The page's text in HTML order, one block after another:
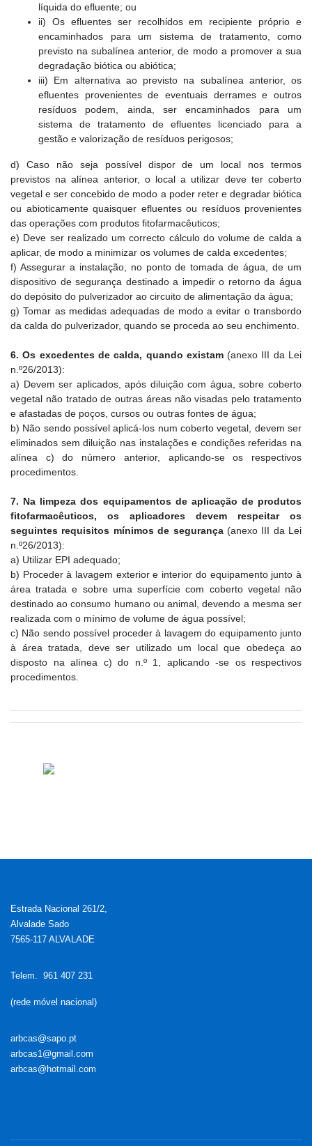
líquida do efluente; ou
ii) Os efluentes ser recolhidos em recipiente próprio e
encaminhados para um sistema de tratamento, como
previsto na subalínea anterior, de modo a promover a sua
degradação biótica ou abiótica;
iii) Em alternativa ao previsto na subalínea anterior, os
efluentes provenientes de eventuais derrames e outros
resíduos podem, ainda, ser encaminhados para um
sistema de tratamento de efluentes licenciado para a
gestão e valorização de resíduos perigosos;
d) Caso não seja possível dispor de um local nos termos
previstos na alínea anterior, o local a utilizar deve ter coberto
vegetal e ser concebido de modo a poder reter e degradar biótica
ou abioticamente quaisquer efluentes ou resíduos provenientes
das operações com produtos fitofarmacêuticos;
e) Deve ser realizado um correcto cálculo do volume de calda a
aplicar, de modo a minimizar os volumes de calda excedentes;
f) Assegurar a instalação, no ponto de tomada de água, de um
dispositivo de segurança destinado a impedir o retorno da água
do depósito do pulverizador ao circuito de alimentação da água;
g) Tomar as medidas adequadas de modo a evitar o transbordo
da calda do pulverizador, quando se proceda ao seu enchimento.
6. Os excedentes de calda, quando existam (anexo III da Lei
n.º26/2013):
a) Devem ser aplicados, após diluição com água, sobre coberto
vegetal não tratado de outras áreas não visadas pelo tratamento
e afastadas de poços, cursos ou outras fontes de água;
b) Não sendo possível aplicá-los num coberto vegetal, devem ser
eliminados sem diluição nas instalações e condições referidas na
alínea c) do número anterior, aplicando-se os respectivos
procedimentos.
7. Na limpeza dos equipamentos de aplicação de produtos
fitofarmacêuticos, os aplicadores devem respeitar os
seguintes requisitos mínimos de segurança (anexo III da Lei
n.º26/2013):
a) Utilizar EPI adequado;
b) Proceder à lavagem exterior e interior do equipamento junto à
área tratada e sobre uma superfície com coberto vegetal não
destinado ao consumo humano ou animal, devendo a mesma ser
realizada com o mínimo de volume de água possível;
c) Não sendo possível proceder à lavagem do equipamento junto
à área tratada, deve ser utilizado um local que obedeça ao
disposto na alínea c) do n.º 1, aplicando -se os respectivos
procedimentos.
Estrada Nacional 261/2,
Alvalade Sado
7565-117 ALVALADE
Telem. 961 407 231
(rede móvel nacional)
arbcas@sapo.pt
arbcas1@gmail.com
arbcas@hotmail.com